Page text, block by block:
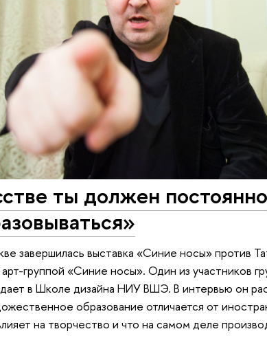
ты должен постоянно
завершилась выставка «Синие носы» против
арт-группой «Синие носы». Один из участников
в Школе дизайна НИУ ВШЭ. В интервью он
образование отличается от
на творчество и что на самом деле